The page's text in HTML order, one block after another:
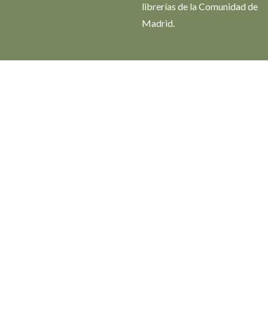
librerías de la Comunidad de
Madrid.